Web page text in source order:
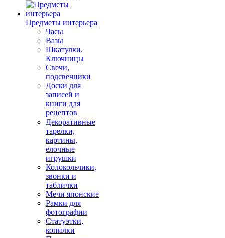
Предметы интерьера
Часы
Вазы
Шкатулки.
Ключницы
Свечи,
подсвечники
Доски для
записей и
книги для
рецептов
Декоративные
тарелки,
картины,
елочные
игрушки
Колокольчики,
звонки и
таблички
Мечи японские
Рамки для
фотографии
Статуэтки,
копилки